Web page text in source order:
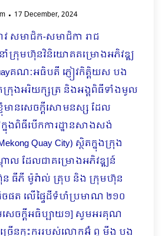
17 December, 2024
សមាជិក-សមាជិកា រាជ
នាំក្រុមហ៊ុនវិនិយោគគម្រោងអភិវឌ្ឍ
គណៈអធិបតី ភ្ញៀវកិត្តិយស បង
កក្រុងអរិយក្សត្រ និងអង្គពិធីទាំងមូល
ខ្ញុំមានសេចក្តីសោមនស្ស ដែល
ងពិធីបើកការដ្ឋានសាងសង់
Quay City) ស្ថិតក្នុងក្រុង
តាល ដែលជាគម្រោងអភិ​វឌ្ឍន៍
ធីភី ម៉ូរ៉ាល់ គ្រុប និង ក្រុមហ៊ុន
ត លើផ្ទៃដីទំហំប្រមាណ ២១០
សេចក្តីអធិប្បាយ១] សូមអរគុណ
រើនកុះកររបស់លោកអ៊ំ ពូ មីង បង